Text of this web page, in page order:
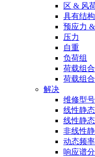
区 & 风
具有结
预应力
压力
自重
负荷组
荷载组合
荷载组
解决
维修型号
线性静
线性静
非线性
动态频
响应谱